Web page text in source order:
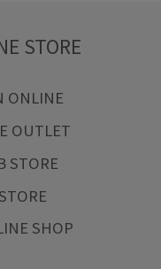
STORE
ONLINE
OUTLET
STORE
SHOP